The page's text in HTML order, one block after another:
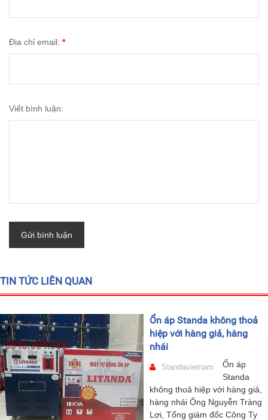
Địa chỉ email: *
Viết bình luận:
Gửi bình luận
TIN TỨC LIÊN QUAN
Ổn áp Standa không thoả
hiệp với hàng giả, hàng
nhái
Standavietnam
Ổn áp
Standa
không thoả hiệp với hàng giả,
hàng nhái Ông Nguyễn Tràng
Lợi, Tổng giám đốc Công Ty